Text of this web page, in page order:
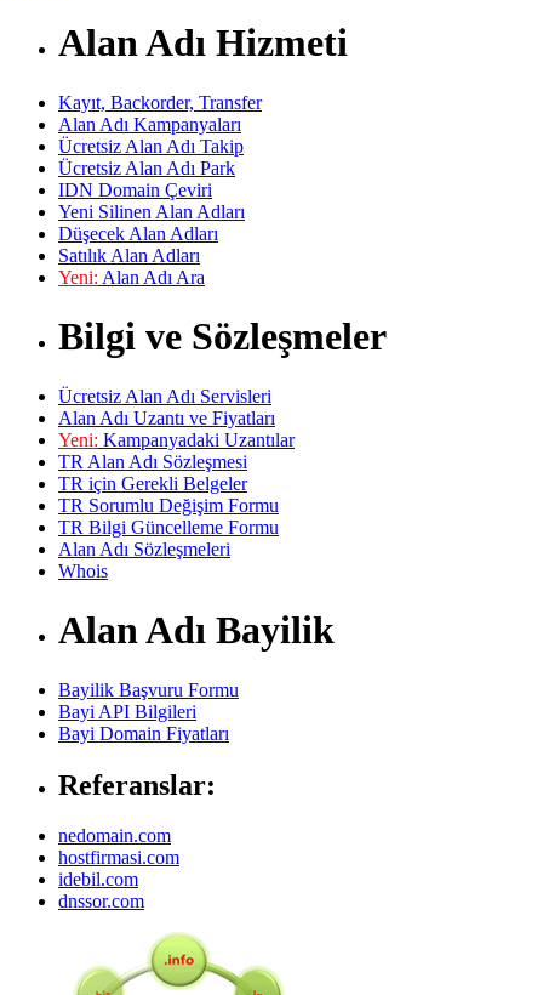
Alan Adı Hizmeti
Kayıt, Backorder, Transfer
Alan Adı Kampanyaları
Ücretsiz Alan Adı Takip
Ücretsiz Alan Adı Park
IDN Domain Çeviri
Yeni Silinen Alan Adları
Düşecek Alan Adları
Satılık Alan Adları
Yeni: Alan Adı Ara
Bilgi ve Sözleşmeler
Ücretsiz Alan Adı Servisleri
Alan Adı Uzantı ve Fiyatları
Yeni: Kampanyadaki Uzantılar
TR Alan Adı Sözleşmesi
TR için Gerekli Belgeler
TR Sorumlu Değişim Formu
TR Bilgi Güncelleme Formu
Alan Adı Sözleşmeleri
Whois
Alan Adı Bayilik
Bayilik Başvuru Formu
Bayi API Bilgileri
Bayi Domain Fiyatları
Referanslar:
nedomain.com
hostfirmasi.com
idebil.com
dnssor.com